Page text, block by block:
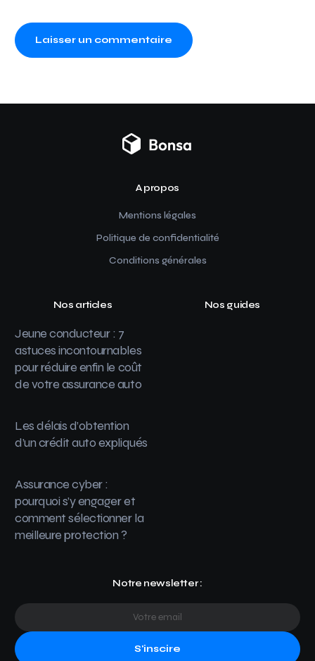
A propos
Mentions légales
Politique de confidentialité
Conditions générales
Nos articles
Jeune conducteur : 7
astuces incontournables
pour réduire enfin le coût
de votre assurance auto
Les délais d’obtention
d’un crédit auto expliqués
Assurance cyber :
pourquoi s’y engager et
comment sélectionner la
meilleure protection ?
Nos guides
Notre newsletter :
S'inscire